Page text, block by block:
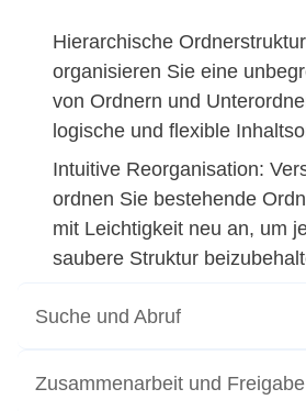
Hierarchische
organisieren Sie eine
von Ordnern und
logische und flexible
Intuitive Reorganisation:
ordnen Sie bestehende
mit Leichtigkeit neu an, um
saubere Struktur
Suche und Abruf
Zusammenarbeit und Freigabe